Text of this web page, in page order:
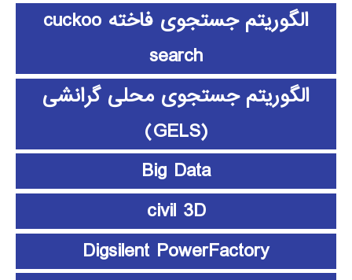
الگوریتم جستجوی فاخته cuckoo
search
الگوریتم جستجوی محلی گرانشی
(GELS)
Big Data
civil 3D
Digsilent PowerFactory